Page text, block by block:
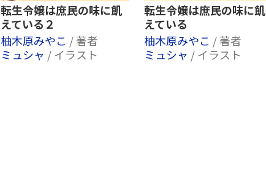
転生令嬢は庶民の味に飢
えている２
柚木原みやこ / 著者
ミュシャ / イラスト
転生令嬢は庶民の味に飢
えている
柚木原みやこ / 著者
ミュシャ / イラスト